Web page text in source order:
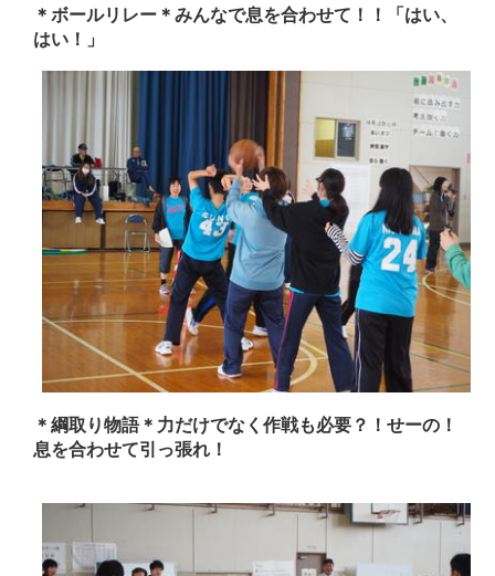
＊ボールリレー＊みんなで息を合わせて！！「はい、
はい！」
＊綱取り物語＊力だけでなく作戦も必要？！せーの！
息を合わせて引っ張れ！